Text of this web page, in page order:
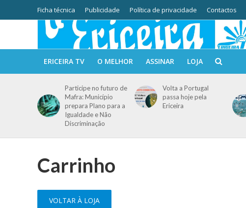
Ficha técnica Publicidade Política de privacidade Contactos
ERICEIRA TV O MELHOR ASSINAR LOJA
Participe no futuro de
Mafra: Município
prepara Plano para a
Igualdade e Não
Discriminação
Volta a Portugal
passa hoje pela
Ericeira
Carrinho
VOLTAR À LOJA